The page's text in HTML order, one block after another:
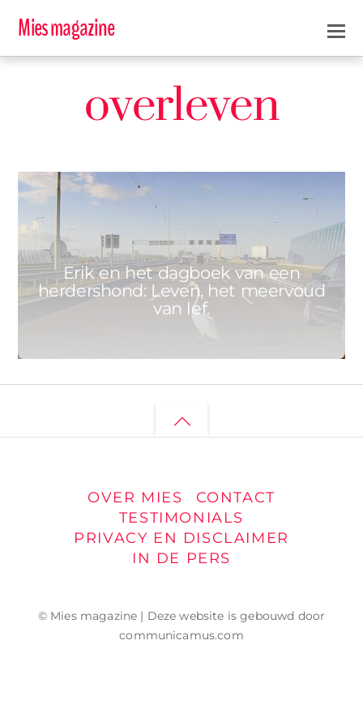
Mies magazine
overleven
ERIK 13 SEPTEMBER 2021
Erik en het dagboek van een
herdershond: Leven, het meervoud
van lef.
Back
OVER MIES
CONTACT
TESTIMONIALS
PRIVACY EN DISCLAIMER
IN DE PERS
© Mies magazine | Deze website is gebouwd door
communicamus.com